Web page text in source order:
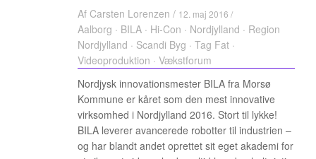
Af Carsten Lorenzen / 12. maj 2016 /
Aalborg · BILA · Hi-Con · Nordjylland · Region
Nordjylland · Scandi Byg · Tag Fat ·
Videoproduktion · Vækstforum
Nordjysk innovationsmester BILA fra Morsø
Kommune er kåret som den mest innovative
virksomhed i Nordjylland 2016. Stort til lykke!
BILA leverer avancerede robotter til industrien –
og har blandt andet oprettet sit eget akademi for